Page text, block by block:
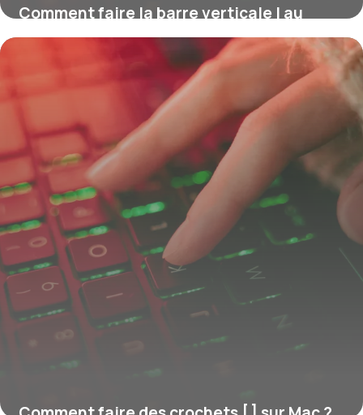
Comment faire la barre verticale | au
clavier ?